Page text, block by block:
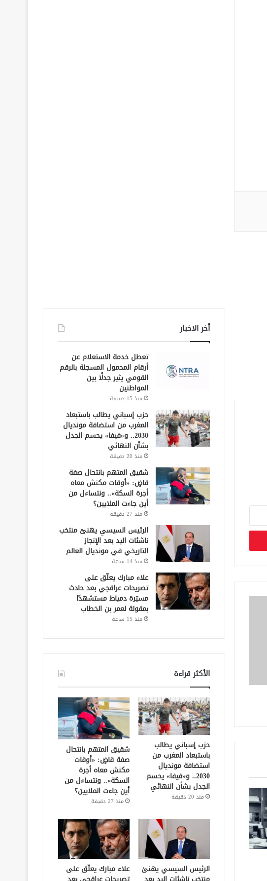
أخر الاخبار
تعطل خدمة الاستعلام عن
أرقام المحمول المسجلة بالرقم
القومي يثير جدلًا بين
المواطنين
منذ 15 دقيقة
حزب إسباني يطالب باستبعاد
المغرب من استضافة مونديال
2030.. و«فيفا» يحسم الجدل
بشأن النهائي
منذ 20 دقيقة
شقيق المتهم بانتحال صفة
قاضٍ: «أوقات مكنش معاه
أجرة السكة».. ونتساءل من
أين جاءت الملايين؟
منذ 27 دقيقة
الرئيس السيسي يهنئ منتخب
ناشئات اليد بعد الإنجاز
التاريخي في مونديال العالم
منذ 14 ساعة
علاء مبارك يعلّق على
تصريحات عراقجي بعد حادث
مسيّرة دمياط مستشهدًا
بمقولة لعمر بن الخطاب
منذ 15 ساعة
الأكثر قراءة
حزب إسباني يطالب
باستبعاد المغرب من
استضافة مونديال
2030.. و«فيفا» يحسم
الجدل بشأن النهائي
منذ 20 دقيقة
شقيق المتهم بانتحال
صفة قاضٍ: «أوقات
مكنش معاه أجرة
السكة».. ونتساءل من
أين جاءت الملايين؟
منذ 27 دقيقة
الرئيس السيسي يهنئ علاء مبارك يعلّق على